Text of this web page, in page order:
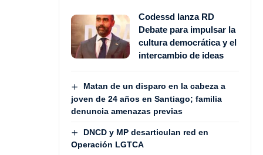
Codessd lanza RD
Debate para impulsar la
cultura democrática y el
intercambio de ideas
Matan de un disparo en la cabeza a
joven de 24 años en Santiago; familia
denuncia amenazas previas
DNCD y MP desarticulan red en
Operación LGTCA